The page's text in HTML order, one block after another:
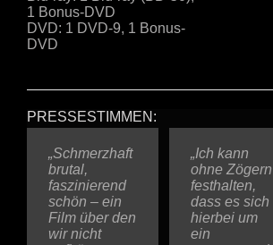
1 Bonus-DVD
DVD: 1 DVD-9, 1 Bonus-
DVD
PRESSESTIMMEN:
„Schmerzhaft
brutal,
faszinierend
schön – ein
Film über den
wir nicht
“IstTHE
PAINTED
BIRD
übertrieben?
Geht er zu
weit?
„Ich kann
ohne Zögern
festhalten,
dass es sich
hierbei um
ein
“Der
tschechische
Regisseur
Václav
Marhoul filmt
das